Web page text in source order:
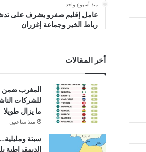
منذ أسبوع واحد
عامل إقليم صفرو يشرف على
رباط الخير وجماعة إغزران
أخر المقالات
للشركات
ما يزال طويلا
منذ ساعتين
سبتة
الديمقراطية